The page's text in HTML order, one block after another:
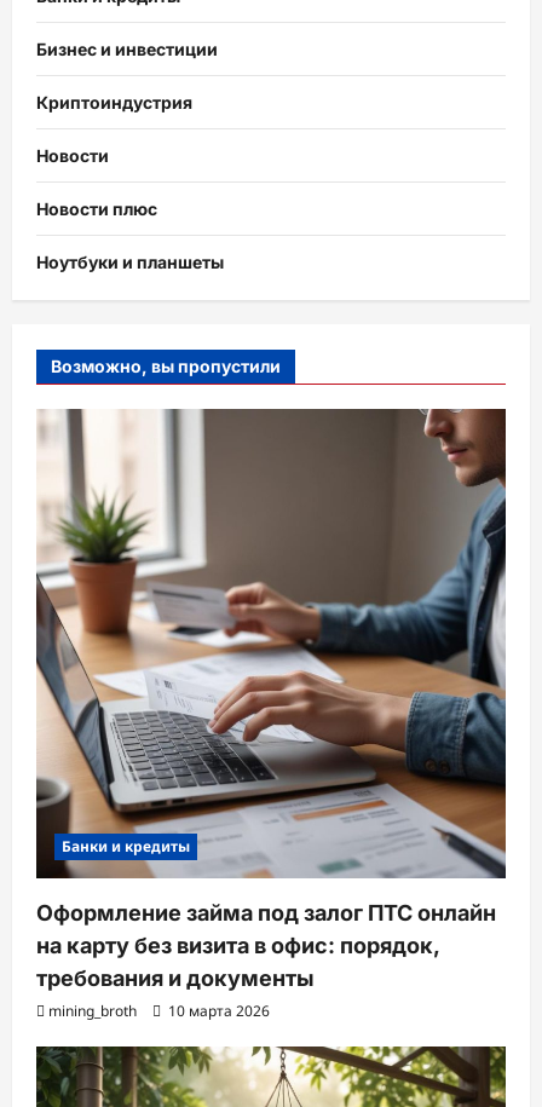
Бизнес и инвестиции
Криптоиндустрия
Новости
Новости плюс
Ноутбуки и планшеты
Возможно, вы пропустили
Банки и кредиты
Оформление займа под залог ПТС онлайн
на карту без визита в офис: порядок,
требования и документы
mining_broth 10 марта 2026